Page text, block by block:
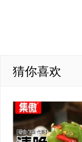
猜你喜欢